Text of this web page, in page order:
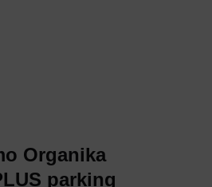
Organika
parking